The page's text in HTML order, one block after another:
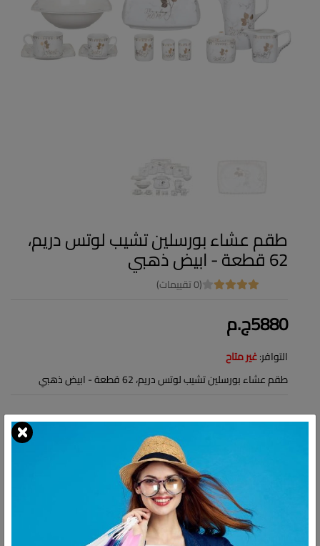
طقم عشاء بورسلين تشيب لوتس دريم،
62 قطعة - ابيض ذهبي
(0 تقييمات)
5880ج.م
التوافر:غير متاح
طقم عشاء بورسلين تشيب لوتس دريم، 62 قطعة - ابيض ذهبي
شارك: